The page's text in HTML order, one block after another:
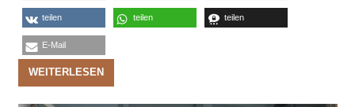
teilen teilen teilen
E-Mail
WEITERLESEN